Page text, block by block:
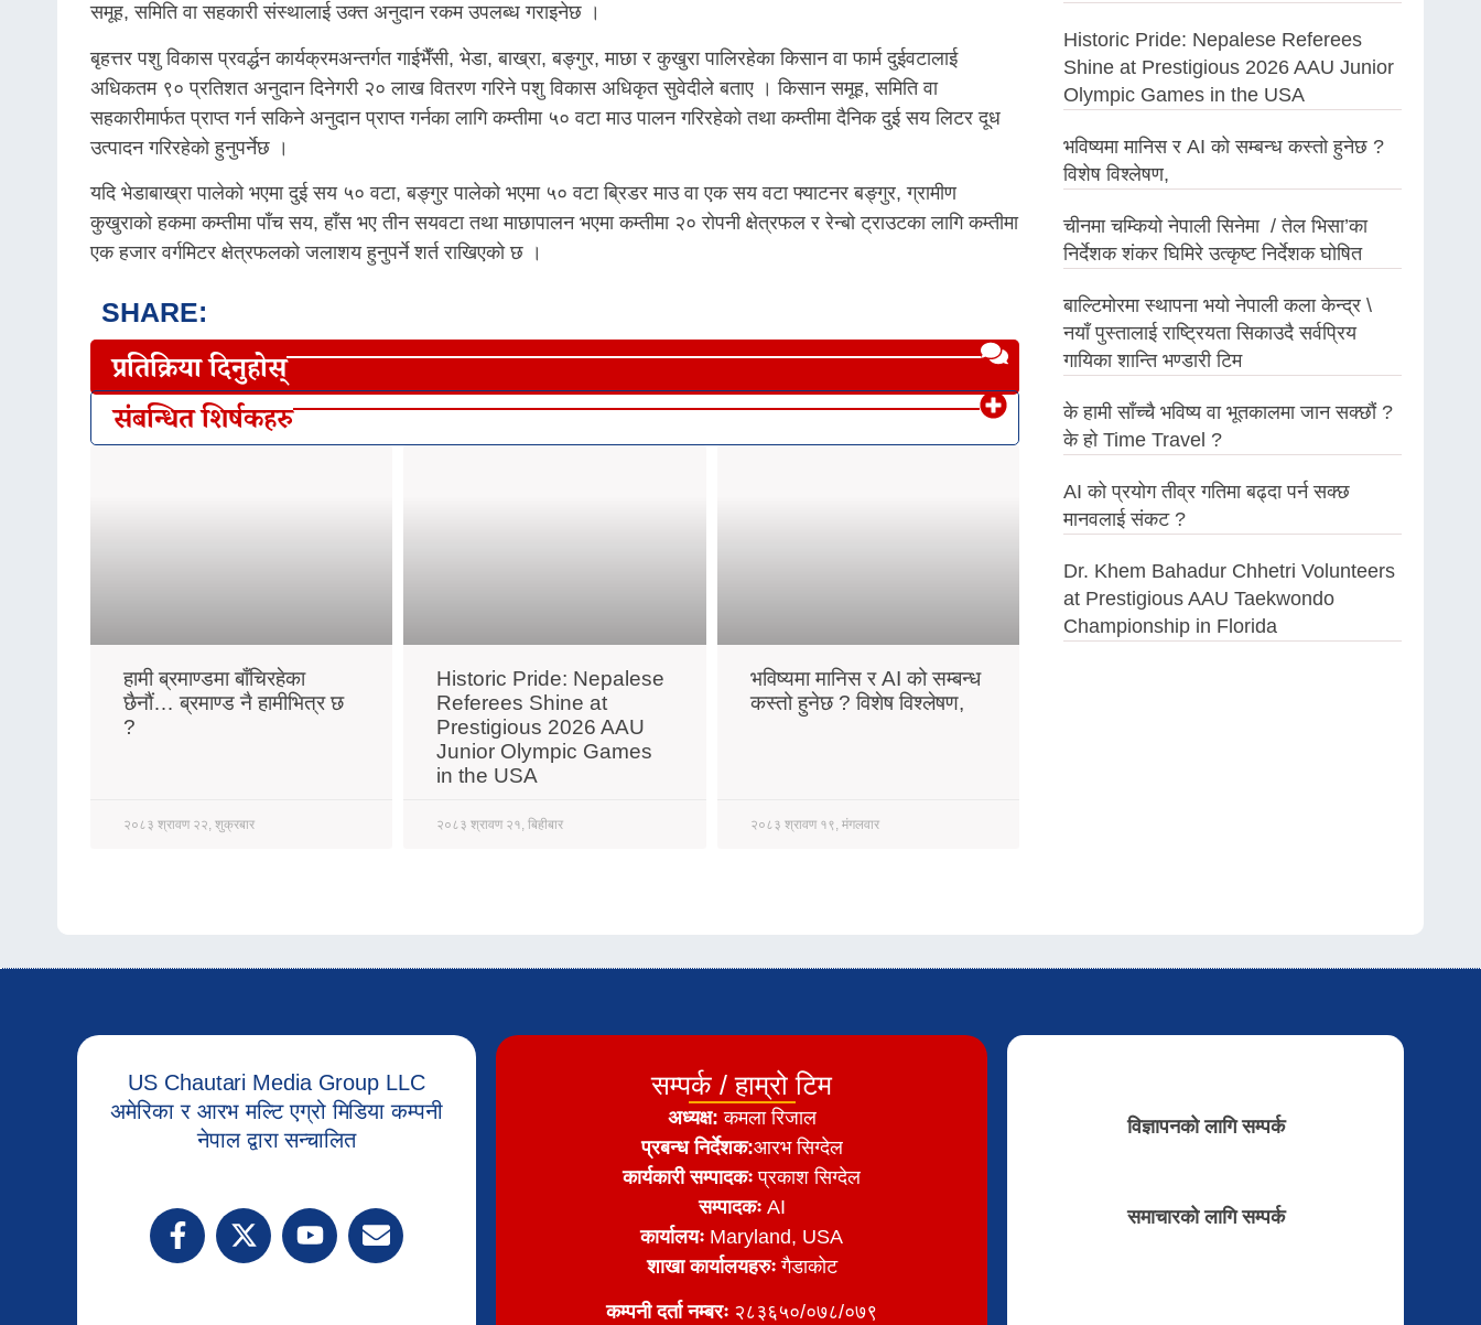
समूह, समिति वा सहकारी संस्थालाई उक्त अनुदान रकम उपलब्ध गराइनेछ ।
बृहत्तर पशु विकास प्रवर्द्धन कार्यक्रमअन्तर्गत गाईभैँसी, भेडा, बाख्रा, बङ्गुर, माछा र कुखुरा पालिरहेका किसान वा फार्म दुईवटालाई
अधिकतम ९० प्रतिशत अनुदान दिनेगरी २० लाख वितरण गरिने पशु विकास अधिकृत सुवेदीले बताए । किसान समूह, समिति वा
सहकारीमार्फत प्राप्त गर्न सकिने अनुदान प्राप्त गर्नका लागि कम्तीमा ५० वटा माउ पालन गरिरहेको तथा कम्तीमा दैनिक दुई सय लिटर दूध
उत्पादन गरिरहेको हुनुपर्नेछ ।
यदि भेडाबाख्रा पालेको भएमा दुई सय ५० वटा, बङ्गुर पालेको भएमा ५० वटा ब्रिडर माउ वा एक सय वटा फ्याटनर बङ्गुर, ग्रामीण
कुखुराको हकमा कम्तीमा पाँच सय, हाँस भए तीन सयवटा तथा माछापालन भएमा कम्तीमा २० रोपनी क्षेत्रफल र रेन्बो ट्राउटका लागि कम्तीमा
एक हजार वर्गमिटर क्षेत्रफलको जलाशय हुनुपर्ने शर्त राखिएको छ ।
SHARE:
प्रतिक्रिया दिनुहोस्
संबन्धित शिर्षकहरु
हामी ब्रमाण्डमा बाँचिरहेका
छैनौं… ब्रमाण्ड नै हामीभित्र छ
?
२०८३ श्रावण २२, शुक्रबार
Historic Pride: Nepalese
Referees Shine at
Prestigious 2026 AAU
Junior Olympic Games
in the USA
२०८३ श्रावण २१, बिहीबार
भविष्यमा मानिस र AI को सम्बन्ध
कस्तो हुनेछ ? विशेष विश्लेषण,
२०८३ श्रावण १९, मंगलवार
Historic Pride: Nepalese Referees
Shine at Prestigious 2026 AAU Junior
Olympic Games in the USA
भविष्यमा मानिस र AI को सम्बन्ध कस्तो हुनेछ ?
विशेष विश्लेषण,
चीनमा चम्कियो नेपाली सिनेमा / तेल भिसा’का
निर्देशक शंकर घिमिरे उत्कृष्ट निर्देशक घोषित
बाल्टिमोरमा स्थापना भयो नेपाली कला केन्द्र \
नयाँ पुस्तालाई राष्ट्रियता सिकाउदै सर्वप्रिय
गायिका शान्ति भण्डारी टिम
के हामी साँच्चै भविष्य वा भूतकालमा जान सक्छौं ?
के हो Time Travel ?
AI को प्रयोग तीव्र गतिमा बढ्दा पर्न सक्छ
मानवलाई संकट ?
Dr. Khem Bahadur Chhetri Volunteers
at Prestigious AAU Taekwondo
Championship in Florida
US Chautari Media Group LLC
अमेरिका र आरभ मल्टि एग्रो मिडिया कम्पनी
नेपाल द्वारा सन्चालित
सम्पर्क / हाम्रो टिम
अध्यक्ष:कमला रिजाल
प्रबन्ध निर्देशक:आरभ सिग्देल
कार्यकारी सम्पादकः प्रकाश सिग्देल
सम्पादकःAI
कार्यालयः Maryland, USA
शाखा कार्यालयहरुःगैडाकोट
कम्पनी दर्ता नम्बरः २८३६५०/०७८/०७९
विज्ञापनको लागि सम्पर्क
समाचारको लागि सम्पर्क